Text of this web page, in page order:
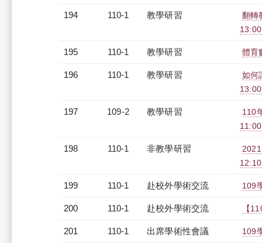
194 110-1 教學研習
翻轉
195 110-1 教學研習 體育
196 110-1 教學研習
如何
197 109-2 教學研習
110
198 110-1 非教學研習
199 110-1 赴校外學術交流 109
200 110-1 赴校外學術交流 【
201 110-1 出席學術性會議 109